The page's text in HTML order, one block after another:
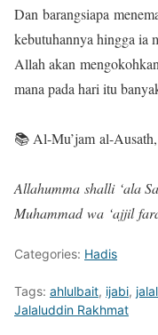
Dan barangsiapa
kebutuhannya hingga ia
Allah akan
mana pada hari itu
📚 Al-Mu’jam al-
Allahumma shalli ‘ala
Muhammad wa ‘ajjil
Categories: Hadis
Tags: ahlulbait, ijabi,
Jalaluddin Rakhmat